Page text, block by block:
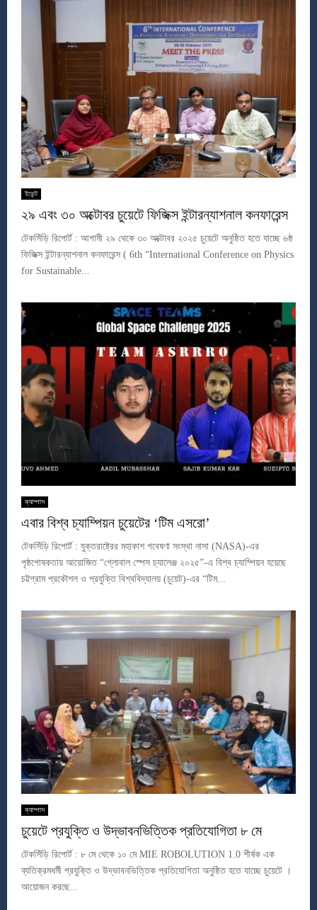
ইভেন্ট
২৯ এবং ৩০ অক্টোবর চুয়েটে ফিজিক্স ইন্টারন্যাশনাল কনফারেন্স
টেকসিঁড়ি রিপোর্ট : আগামী ২৯ থেকে ৩০ অক্টোবর ২০২৫ চুয়েটে অনুষ্ঠিত হতে যাচ্ছে ৬ষ্ঠ
ফিজিক্স ইন্টারন্যাশনাল কনফারেন্স ( 6th “International Conference on Physics
for Sustainable...
ক্যাম্পাস
এবার বিশ্ব চ্যাম্পিয়ন চুয়েটের ‘টিম এসরো’
টেকসিঁড়ি রিপোর্ট : যুক্তরাষ্ট্রের মহাকাশ গবেষণা সংস্থা নাসা (NASA)-এর
পৃষ্ঠপোষকতায় আয়োজিত “গ্লোবাল স্পেস চ্যালেঞ্জ ২০২৫”-এ বিশ্ব চ্যাম্পিয়ন হয়েছে
চট্টগ্রাম প্রকৌশল ও প্রযুক্তি বিশ্ববিদ্যালয় (চুয়েট)-এর “টিম...
ক্যাম্পাস
চুয়েটে প্রযুক্তি ও উদ্ভাবনভিত্তিক প্রতিযোগিতা ৮ মে
টেকসিঁড়ি রিপোর্ট : ৮ মে থেকে ১০ মে MIE ROBOLUTION 1.0 শীর্ষক এক
ব্যতিক্রমধর্মী প্রযুক্তি ও উদ্ভাবনভিত্তিক প্রতিযোগিতা অনুষ্ঠিত হতে যাচ্ছে চুয়েটে ।
আয়োজন করছে...